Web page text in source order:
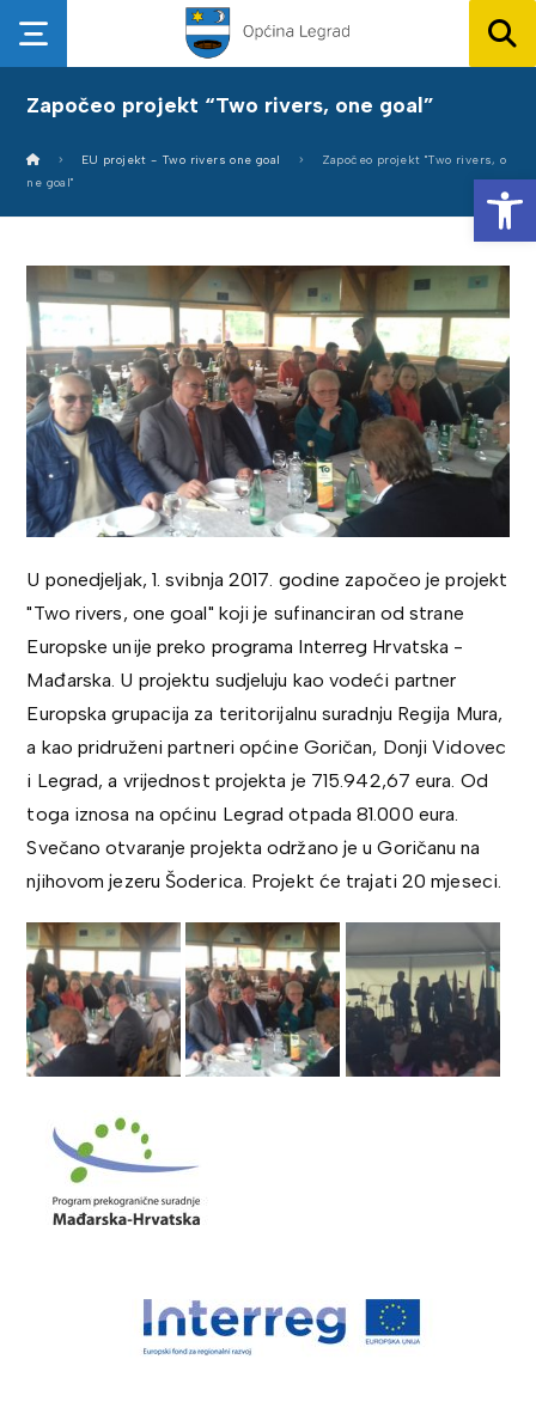
Započeo projekt “Two rivers, one goal”
EU projekt - Two rivers one goal
Započeo projekt "Two rivers, o
ne goal"
U ponedjeljak, 1. svibnja 2017. godine započeo je projekt
"Two rivers, one goal" koji je sufinanciran od strane
Europske unije preko programa Interreg Hrvatska -
Mađarska. U projektu sudjeluju kao vodeći partner
Europska grupacija za teritorijalnu suradnju Regija Mura,
a kao pridruženi partneri općine Goričan, Donji Vidovec
i Legrad, a vrijednost projekta je 715.942,67 eura. Od
toga iznosa na općinu Legrad otpada 81.000 eura.
Svečano otvaranje projekta održano je u Goričanu na
njihovom jezeru Šoderica. Projekt će trajati 20 mjeseci.